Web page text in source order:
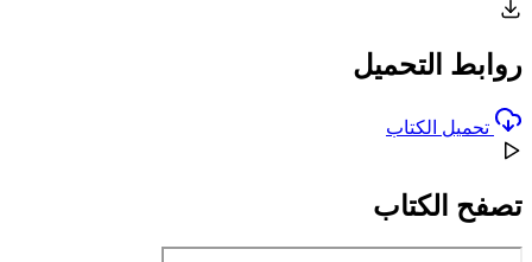
روابط التحميل
تحميل الكتاب
تصفح الكتاب